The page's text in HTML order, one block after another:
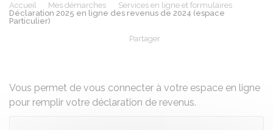
Accueil Mes démarches
Services en ligne et formulaires
Déclaration 2025 en ligne des revenus de 2024 (espace
Particulier)
Partager
Vous permet de vous connecter à votre espace en ligne
pour remplir votre déclaration de revenus.